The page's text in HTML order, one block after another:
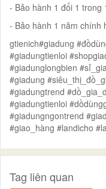
- Bảo hành 1 đổi 1 trong
- Bảo hành 1 năm chính
gtienich#giadung
#giadungtienloi
#giadunglongbien
#giadung
#giadungtrend
#giadungtienloi
#giadungngontrend
#giao_hàng #landicho
Tag liên quan